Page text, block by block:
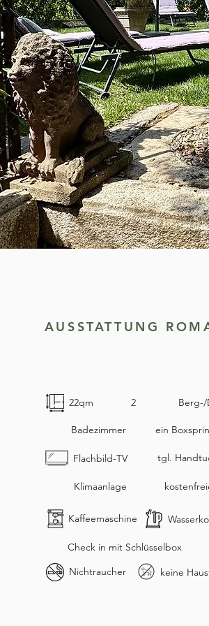
AUSSTATTUNG
22qm 2 Berg-/
Badezimmer ein
Flachbild-TV tgl.
Klimaanlage
Kaffeemaschine
Check in mit Schlüsselbox
Nichtraucher
keine